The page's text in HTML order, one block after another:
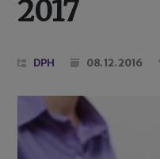
2017
DPH 08. 12. 2016